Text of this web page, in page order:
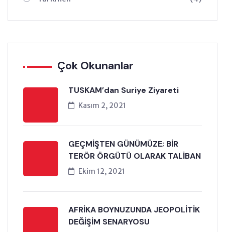
Çok Okunanlar
TUSKAM’dan Suriye Ziyareti
Kasım 2, 2021
GEÇMİŞTEN GÜNÜMÜZE; BİR
TERÖR ÖRGÜTÜ OLARAK TALİBAN
Ekim 12, 2021
AFRİKA BOYNUZUNDA JEOPOLİTİK
DEĞİŞİM SENARYOSU